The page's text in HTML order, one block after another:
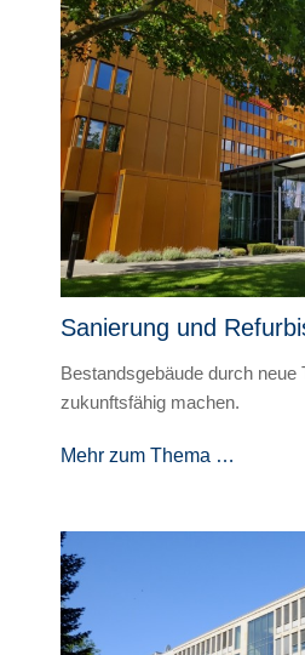
Sanierung und
Bestandsgebäude durch neue
zukunftsfähig machen.
Mehr zum Thema …